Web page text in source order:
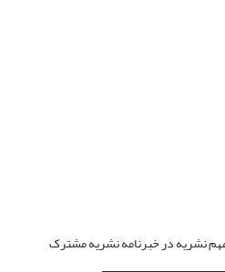
مهم نشریه در خبرنامه نشریه مشترک